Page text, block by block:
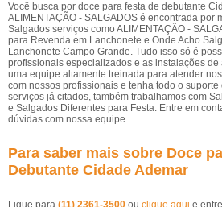
Você busca por doce para festa de debutante
ALIMENTAÇÃO - SALGADOS é encontrada por
Salgados serviços como ALIMENTAÇÃO -
para Revenda em Lanchonete e Onde Acho
Lanchonete Campo Grande. Tudo isso só é
profissionais especializados e as instalações
uma equipe altamente treinada para atender
com nossos profissionais e tenha todo o
serviços já citados, também trabalhamos com
e Salgados Diferentes para Festa. Entre em
dúvidas com nossa equipe.
Para saber mais sobre Doce
Debutante Cidade Ademar
Ligue para (11) 2361-3500 ou clique aqui e